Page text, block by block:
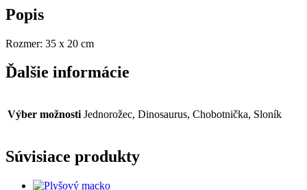
Popis
Rozmer: 35 x 20 cm
Ďalšie informácie
Výber možnosti Jednorožec, Dinosaurus, Chobotnička, Sloník
Súvisiace produkty